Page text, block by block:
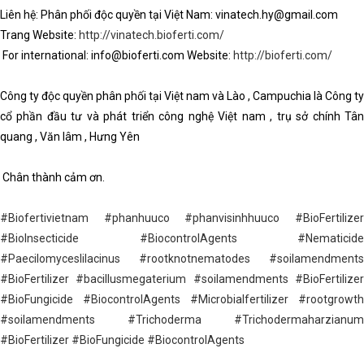
Liên hệ: Phân phối độc quyền tại Việt Nam: vinatech.hy@gmail.com
Trang Website: http://vinatech.bioferti.com/
For international: info@bioferti.com Website: http://bioferti.com/
Công ty độc quyền phân phối tại Việt nam và Lào , Campuchia là Công ty
cổ phần đầu tư và phát triển công nghệ Việt nam , trụ sở chính Tân
quang , Văn lâm , Hưng Yên
Chân thành cảm ơn.
#Biofertivietnam #phanhuuco #phanvisinhhuuco
#BioFertilizer
#BioInsecticide
#BiocontrolAgents
#Nematicide
#Paecilomyceslilacinus
#rootknotnematodes
#soilamendments
#BioFertilizer #bacillusmegaterium #soilamendments
#BioFertilizer
#BioFungicide
#BiocontrolAgents #Microbialfertilizer
#rootgrowth
#soilamendments
#Trichoderma
#Trichodermaharzianum
#BioFertilizer #BioFungicide #BiocontrolAgents